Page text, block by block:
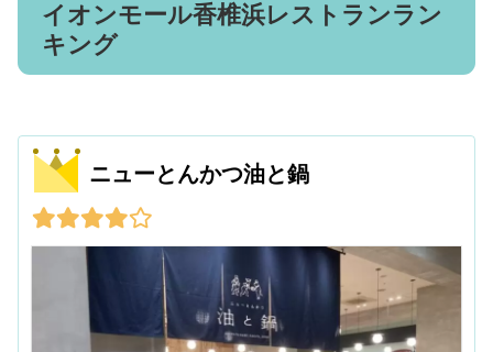
イオンモール香椎浜レストランラン
キング
ニューとんかつ油と鍋